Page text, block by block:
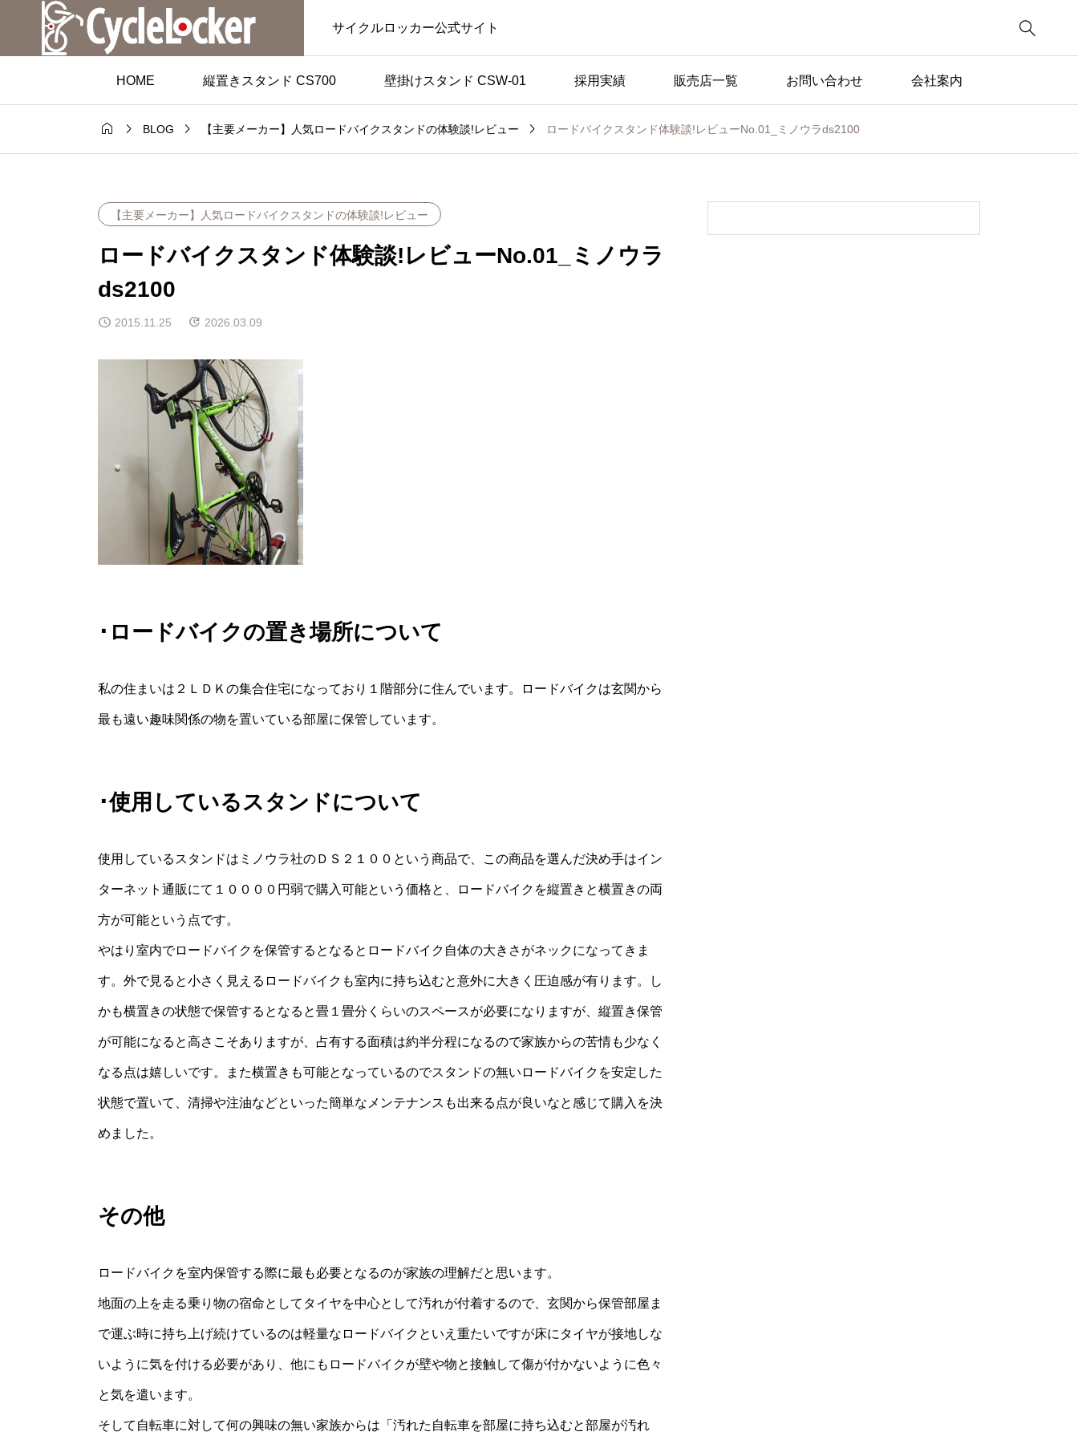
サイクルロッカー公式サイト 
HOME 縦置きスタンド CS700 壁掛けスタンド CSW-01 採用実績 販売店一覧 お問い合わせ 会社案内
  BLOG  【主要メーカー】人気ロードバイクスタンドの体験談!レビュー  ロードバイクスタンド体験談!レビューNo.01_ミノウラds2100
【主要メーカー】人気ロードバイクスタンドの体験談!レビュー
ロードバイクスタンド体験談!レビューNo.01_ミノウラ
ds2100
2015.11.25 2026.03.09
･ロードバイクの置き場所について
私の住まいは２ＬＤＫの集合住宅になっており１階部分に住んでいます。ロードバイクは玄関から
最も遠い趣味関係の物を置いている部屋に保管しています。
･使用しているスタンドについて
使用しているスタンドはミノウラ社のＤＳ２１００という商品で、この商品を選んだ決め手はイン
ターネット通販にて１００００円弱で購入可能という価格と、ロードバイクを縦置きと横置きの両
方が可能という点です。
やはり室内でロードバイクを保管するとなるとロードバイク自体の大きさがネックになってきま
す。外で見ると小さく見えるロードバイクも室内に持ち込むと意外に大きく圧迫感が有ります。し
かも横置きの状態で保管するとなると畳１畳分くらいのスペースが必要になりますが、縦置き保管
が可能になると高さこそありますが、占有する面積は約半分程になるので家族からの苦情も少なく
なる点は嬉しいです。また横置きも可能となっているのでスタンドの無いロードバイクを安定した
状態で置いて、清掃や注油などといった簡単なメンテナンスも出来る点が良いなと感じて購入を決
めました。
その他
ロードバイクを室内保管する際に最も必要となるのが家族の理解だと思います。
地面の上を走る乗り物の宿命としてタイヤを中心として汚れが付着するので、玄関から保管部屋ま
で運ぶ時に持ち上げ続けているのは軽量なロードバイクといえ重たいですが床にタイヤが接地しな
いように気を付ける必要があり、他にもロードバイクが壁や物と接触して傷が付かないように色々
と気を遣います。
そして自転車に対して何の興味の無い家族からは「汚れた自転車を部屋に持ち込むと部屋が汚れ